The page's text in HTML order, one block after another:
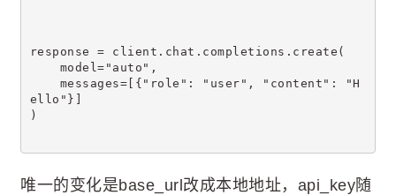
response = client.chat.completions.create(
model="auto",
messages=[{"role": "user", "content": "H
ello"}]
)
唯一的变化是base_url改成本地地址，api_key随